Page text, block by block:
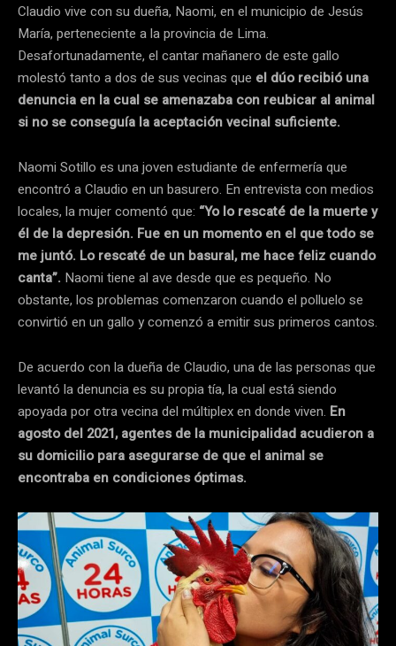
Claudio vive con su dueña, Naomi, en el municipio de Jesús
María, perteneciente a la provincia de Lima.
Desafortunadamente, el cantar mañanero de este gallo
molestó tanto a dos de sus vecinas que el dúo recibió una
denuncia en la cual se amenazaba con reubicar al animal
si no se conseguía la aceptación vecinal suficiente.
Naomi Sotillo es una joven estudiante de enfermería que
encontró a Claudio en un basurero. En entrevista con medios
locales, la mujer comentó que: “Yo lo rescaté de la muerte y
él de la depresión. Fue en un momento en el que todo se
me juntó. Lo rescaté de un basural, me hace feliz cuando
canta”. Naomi tiene al ave desde que es pequeño. No
obstante, los problemas comenzaron cuando el polluelo se
convirtió en un gallo y comenzó a emitir sus primeros cantos.
De acuerdo con la dueña de Claudio, una de las personas que
levantó la denuncia es su propia tía, la cual está siendo
apoyada por otra vecina del múltiplex en donde viven. En
agosto del 2021, agentes de la municipalidad acudieron a
su domicilio para asegurarse de que el animal se
encontraba en condiciones óptimas.